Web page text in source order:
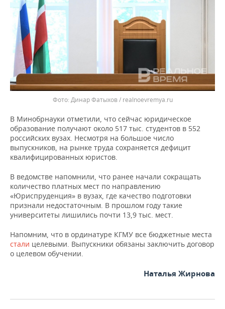
Динар Фатыхов / realnoevremya.ru
В Минобрнауки отметили, что сейчас юридическое
образование получают около 517 тыс. студентов в 552
российских вузах. Несмотря на большое число
выпускников, на рынке труда сохраняется дефицит
квалифицированных юристов.
В ведомстве напомнили, что ранее начали сокращать
количество платных мест по направлению
«Юриспруденция» в вузах, где качество подготовки
признали недостаточным. В прошлом году такие
университеты лишились почти 13,9 тыс. мест.
Напомним, что в ординатуре КГМУ все бюджетные места
стали целевыми. Выпускники обязаны заключить договор
о целевом обучении.
Наталья Жирнова